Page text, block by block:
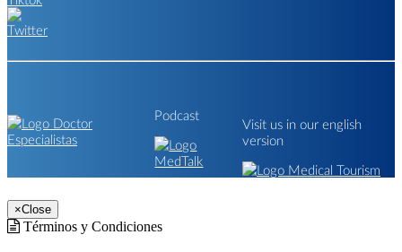
Podcast
Visit us in our english
version
×Close
Términos y Condiciones